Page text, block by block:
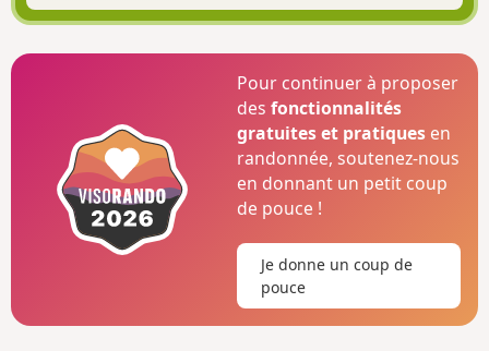
Pour continuer à proposer
desfonctionnalités
gratuites et pratiques en
randonnée, soutenez-nous
en donnant un petit coup
de pouce !
Je donne un coup de
pouce